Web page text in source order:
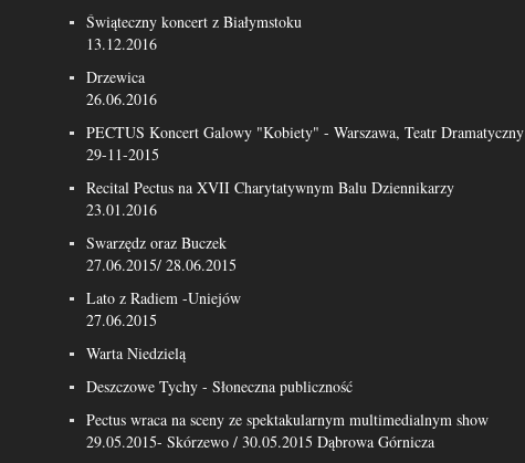
Świąteczny koncert z Białymstoku
13.12.2016
Drzewica
26.06.2016
PECTUS Koncert Galowy "Kobiety" - Warszawa, Teatr Dramatyczny
29-11-2015
Recital Pectus na XVII Charytatywnym Balu Dziennikarzy
23.01.2016
Swarzędz oraz Buczek
27.06.2015/ 28.06.2015
Lato z Radiem -Uniejów
27.06.2015
Warta Niedzielą
Deszczowe Tychy - Słoneczna publiczność
Pectus wraca na sceny ze spektakularnym multimedialnym show
29.05.2015- Skórzewo / 30.05.2015 Dąbrowa Górnicza